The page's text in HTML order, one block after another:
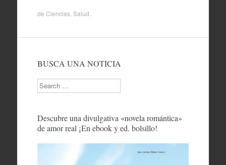
de Ciencias, Salud
BUSCA UNA NOTICIA
Search
Descubre una divulgativa «novela romántica»
de amor real ¡En ebook y ed. bolsillo!